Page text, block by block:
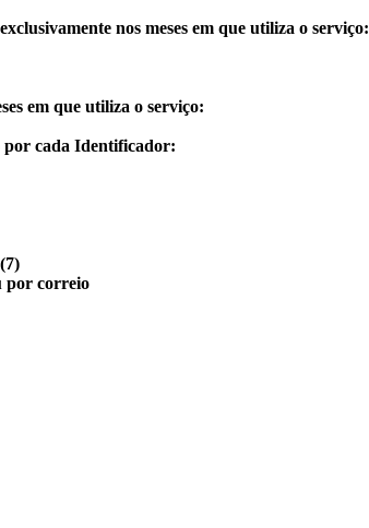
nos meses em que utiliza o serviço:
em que utiliza o serviço:
por cada Identificador:
(7)
por correio